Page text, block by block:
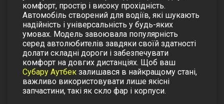
комфорт, простір і високу прохідність.
Автомобіль створений для водіїв, які шукають
надійність і універсальність у будь-яких
умовах. Модель завоювала популярність
серед автолюбителів завдяки своїй здатності
долати складні дороги і забезпечувати
комфорт на довгих дистанціях. Щоб ваш
Субару Аутбек залишався в найкращому стані,
важливо використовувати лише якісні
запчастини, такі як скло фар і корпуси.